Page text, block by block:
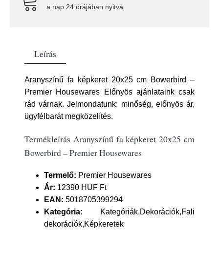
a nap 24 órájában nyitva
Leírás
Aranyszínű fa képkeret 20x25 cm Bowerbird –
Premier Housewares Előnyös ajánlataink csak
rád várnak. Jelmondatunk: minőség, előnyös ár,
ügyfélbarát megközelítés.
Termékleírás Aranyszínű fa képkeret 20x25 cm
Bowerbird – Premier Housewares
Termelő: Premier Housewares
Ár: 12390 HUF Ft
EAN: 5018705399294
Kategória: Kategóriák,Dekorációk,Fali
dekorációk,Képkeretek